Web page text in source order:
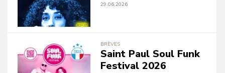
29.06.2026
BRÈVES
Saint Paul Soul Funk
Festival 2026